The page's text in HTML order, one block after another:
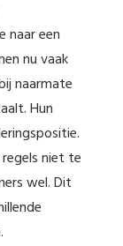
naar een
nu vaak
naarmate
Hun
niet te
wel. Dit